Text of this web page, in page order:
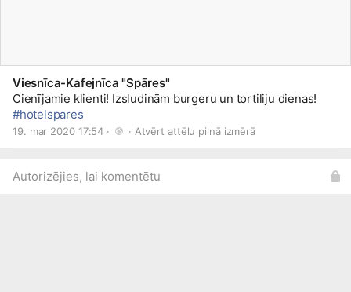
Viesnīca-Kafejnīca "Spāres"
Cienījamie klienti! Izsludinām burgeru un tortiliju dienas!
#hotelspares
19. mar 2020 17:54 · · Atvērt attēlu pilnā izmērā
Autorizējies, lai komentētu